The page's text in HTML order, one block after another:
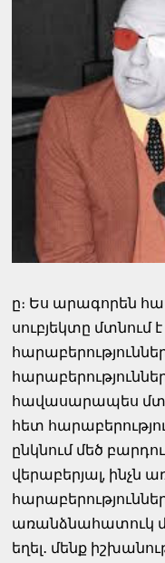
ը։ Ես արագորեն
սուբյեկտը
հավասարապես
հետ
ընկնում մեծ
վերաբերյալ, ինչն
առանձնահատուկ
եղել․ մենք